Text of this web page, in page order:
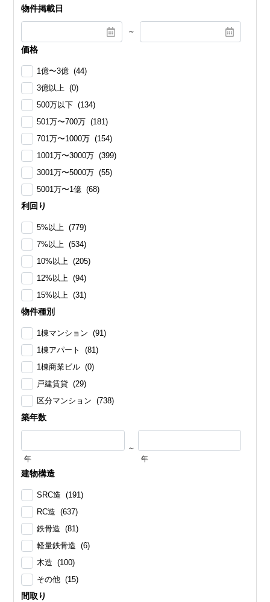
物件掲載日
～
価格
1億〜3億 (44)
3億以上 (0)
500万以下 (134)
501万〜700万 (181)
701万〜1000万 (154)
1001万〜3000万 (399)
3001万〜5000万 (55)
5001万〜1億 (68)
利回り
5%以上 (779)
7%以上 (534)
10%以上 (205)
12%以上 (94)
15%以上 (31)
物件種別
1棟マンション (91)
1棟アパート (81)
1棟商業ビル (0)
戸建賃貸 (29)
区分マンション (738)
築年数
年
～
年
建物構造
SRC造 (191)
RC造 (637)
鉄骨造 (81)
軽量鉄骨造 (6)
木造 (100)
その他 (15)
間取り